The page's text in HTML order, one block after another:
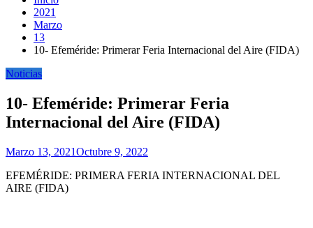
2021
Marzo
13
10- Efeméride: Primerar Feria Internacional del Aire (FIDA)
Noticias
10- Efeméride: Primerar Feria
Internacional del Aire (FIDA)
Marzo 13, 2021Octubre 9, 2022
EFEMÉRIDE: PRIMERA FERIA INTERNACIONAL DEL
AIRE (FIDA)